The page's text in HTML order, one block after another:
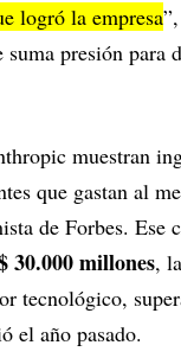
logró la empresa
presión para
muestran
que gastan al
de Forbes. Ese
30.000 millones,
tecnológico,
el año pasado.